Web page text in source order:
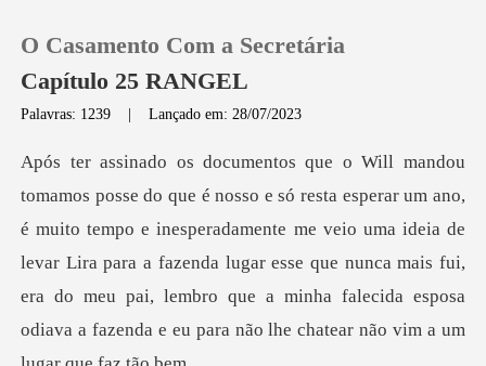
0
Loja
O Casamento Com a Secretária
Capítulo 25 RANGEL
Palavras: 1239 |Lançado em: 28/07/2023
empo e inesperadamente me veio uma ideia de
levar Lira para a fazenda lugar esse que nunca mais fui,
era do meu pai